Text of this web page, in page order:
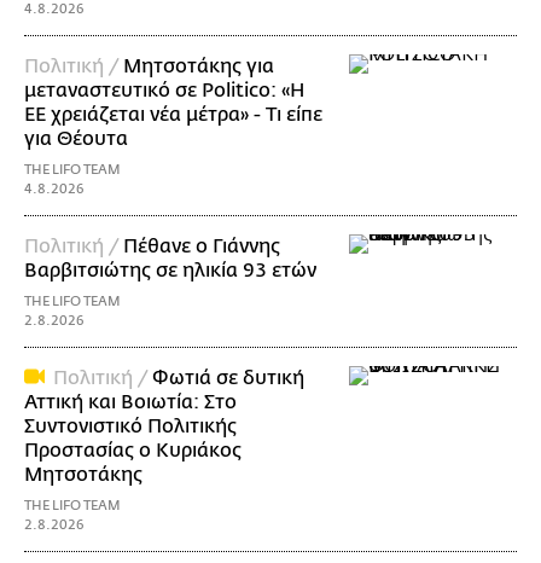
4.8.2026
Πολιτική / Μητσοτάκης για
μεταναστευτικό σε Politico: «Η
ΕΕ χρειάζεται νέα μέτρα» - Τι είπε
για Θέουτα
THE LIFO TEAM
4.8.2026
Πολιτική / Πέθανε ο Γιάννης
Βαρβιτσιώτης σε ηλικία 93 ετών
THE LIFO TEAM
2.8.2026
Πολιτική /Φωτιά σε δυτική
Αττική και Βοιωτία: Στο
Συντονιστικό Πολιτικής
Προστασίας ο Κυριάκος
Μητσοτάκης
THE LIFO TEAM
2.8.2026